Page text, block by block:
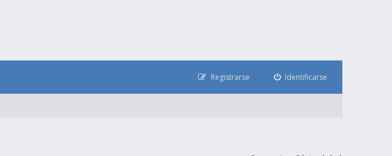
Identificarse
Registrarse